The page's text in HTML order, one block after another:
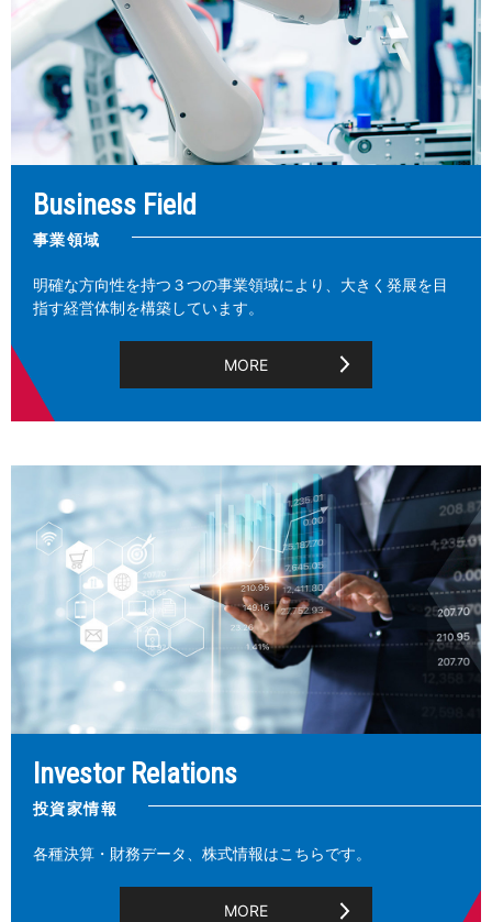
Business Field
事業領域
明確な方向性を持つ３つの事業領域により、大きく発展を目
指す経営体制を構築しています。
MORE
Investor Relations
投資家情報
各種決算・財務データ、株式情報はこちらです。
MORE